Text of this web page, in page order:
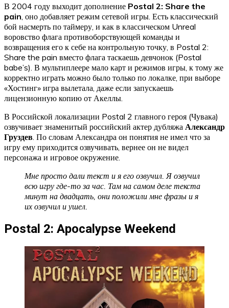
В 2004 году выходит дополнение Postal 2: Share the
pain , оно добавляет режим сетевой игры. Есть классический
бой насмерть по таймеру, и как в классическом Unreal
воровство флага противоборствующей команды и
возвращения его к себе на контрольную точку, в Postal 2:
Share the pain вместо флага таскаешь девчонок (Postal
babe’s). В мультиплеере мало карт и режимов игры, к тому же
корректно играть можно было только по локалке, при выборе
«Хостинг» игра вылетала, даже если запускаешь
лицензионную копию от Акеллы.
В Российской локализации Postal 2 главного героя (Чувака)
озвучивает знаменитый российский актер дубляжа Александр
Груздев . По словам Александра он понятия не имел что за
игру ему приходится озвучивать, вернее он не видел
персонажа и игровое окружение.
Мне просто дали текст и я его озвучил. Я озвучил
всю игру где-то за час. Там на самом деле текста
минут на двадцать, они положили мне фразы и я
их озвучил и ушел.
Postal 2: Apocalypse Weekend